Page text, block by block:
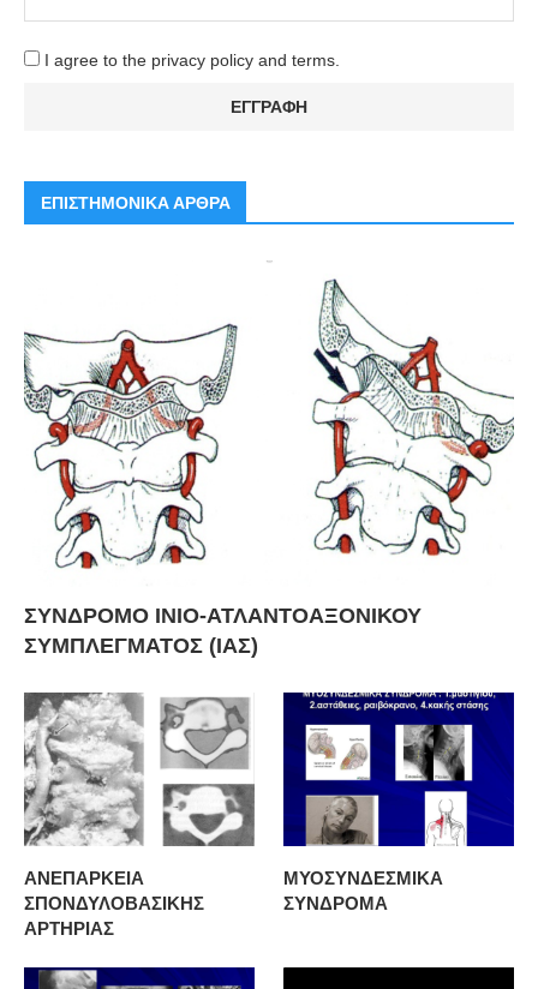
I agree to the privacy policy and terms.
ΕΠΙΣΤΗΜΟΝΙΚΑ ΑΡΘΡΑ
ΣΥΝΔΡΟΜΟ ΙΝΙΟ-ΑΤΛΑΝΤΟΑΞΟΝΙΚΟΥ
ΣΥΜΠΛΕΓΜΑΤΟΣ (ΙΑΣ)
ΑΝΕΠΑΡΚΕΙΑ
ΣΠΟΝΔΥΛΟΒΑΣΙΚΗΣ
ΑΡΤΗΡΙΑΣ
ΜΥΟΣΥΝΔΕΣΜΙΚΑ
ΣΥΝΔΡΟΜΑ